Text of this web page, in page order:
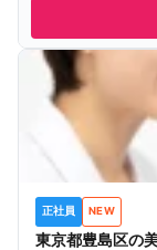
正社員 NEW
東京都豊島区の